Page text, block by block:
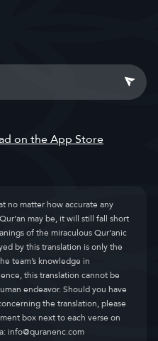
no matter how accurate any
may be, it will still fall short
of the miraculous Qur’anic
by this translation is only the
team’s knowledge in
this translation cannot be
endeavor. Should you have
the translation, please
box next to each verse on
info@quranenc.com